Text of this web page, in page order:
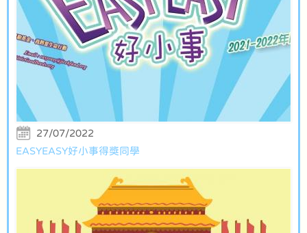
27/07/2022
EASYEASY好小事得獎同學